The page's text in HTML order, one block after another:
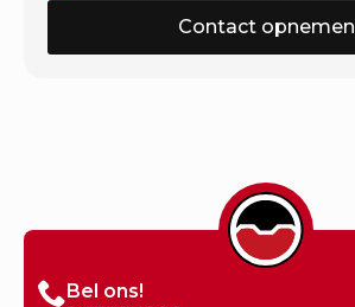
Contact opnemen
Bel ons!